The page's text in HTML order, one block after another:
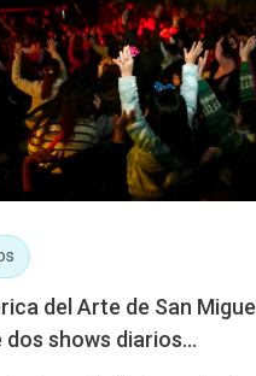
del Arte de San Miguel
shows diarios...